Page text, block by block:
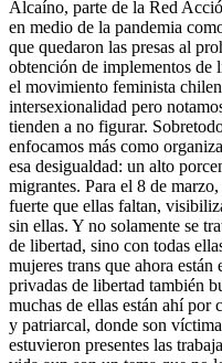
Alcaíno, parte de la Red
en medio de la pandemia
que quedaron las presas al
obtención de implementos de
el movimiento feminista
intersexionalidad pero
tienden a no figurar.
enfocamos más como
esa desigualdad: un alto
migrantes. Para el 8 de
fuerte que ellas faltan,
sin ellas. Y no solamente se
de libertad, sino con todas
mujeres trans que ahora
privadas de libertad también
muchas de ellas están ahí por
y patriarcal, donde son
estuvieron presentes las